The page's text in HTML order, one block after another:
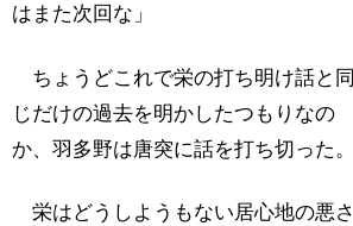
はまた次回な」
ちょうどこれで栄の打ち明け話と同
じだけの過去を明かしたつもりなの
か、羽多野は唐突に話を打ち切った。
栄はどうしようもない居心地の悪さ